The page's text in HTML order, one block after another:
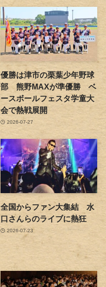
優勝は津市の栗葉少年野球
部 熊野MAXが準優勝 ベ
ースボールフェスタ学童大
会で熱戦展開
2026-07-27
全国からファン大集結 水
口さんらのライブに熱狂
2026-07-23